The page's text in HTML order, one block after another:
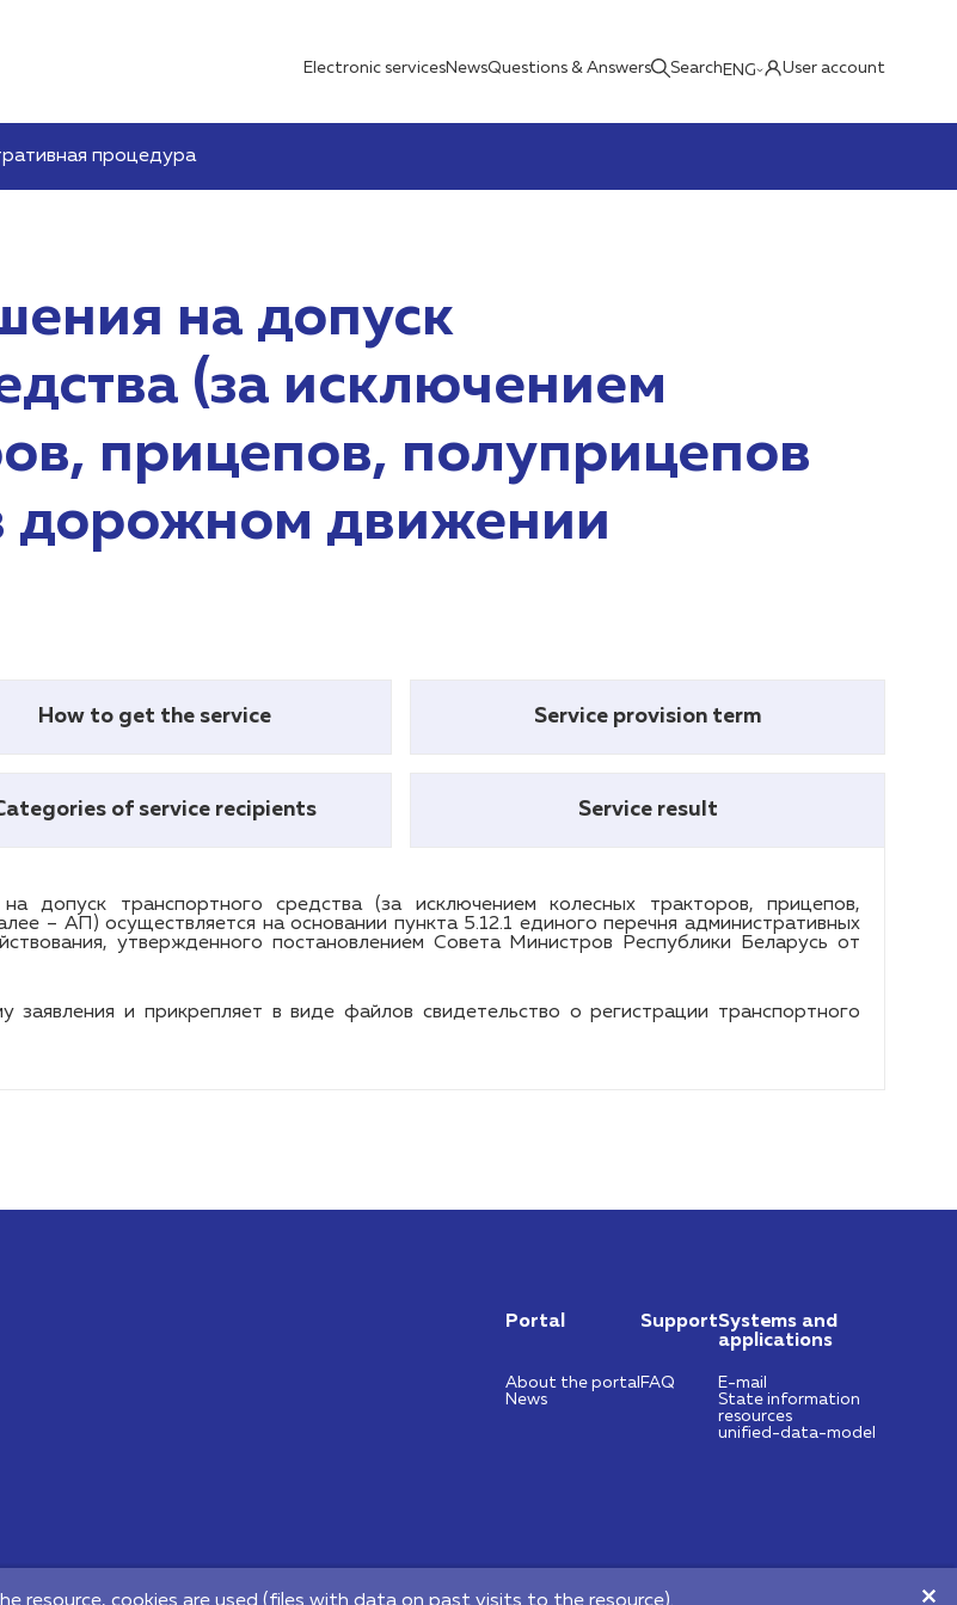
Electronic servicesNewsQuestions & Answers Search ENG User account
процедура
на допуск
(за исключением
прицепов, полуприцепов
дорожном движении
How to get the service Service provision term
of service recipients Service result
допуск транспортного средства (за исключением колесных тракторов, прицепов,
– АП) осуществляется на основании пункта 5.12.1 единого перечня административных
утвержденного постановлением Совета Министров Республики Беларусь от
и прикрепляет в виде файлов свидетельство о регистрации транспортного
Portal
About the portal
News
Support
FAQ
Systems and
applications
E-mail
State information
resources
unified-data-model
https://nces.by info@nces.by